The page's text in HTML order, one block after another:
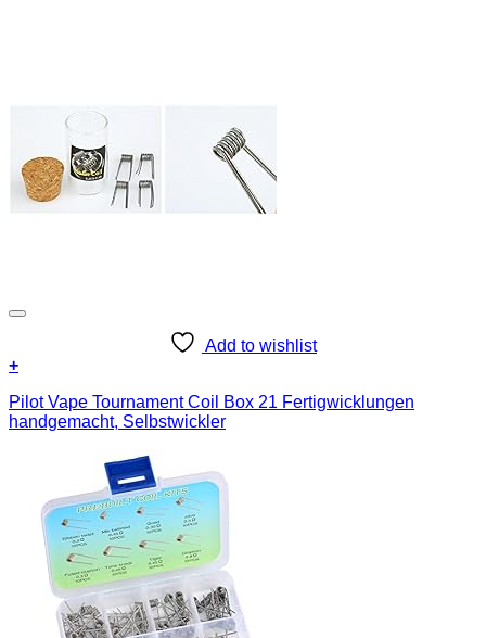
Add to wishlist
+
Pilot Vape Tournament Coil Box 21 Fertigwicklungen
handgemacht, Selbstwickler